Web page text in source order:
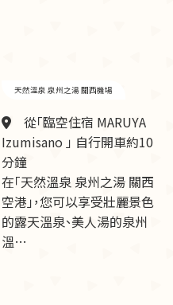
天然溫泉 泉州之湯 關西機場
從「臨空住宿 MARUYA
Izumisano 」 自行開車約10
分鐘
在「天然溫泉 泉州之湯 關西
空港」，您可以享受壯麗景色
的露天溫泉、美人湯的泉州
溫…